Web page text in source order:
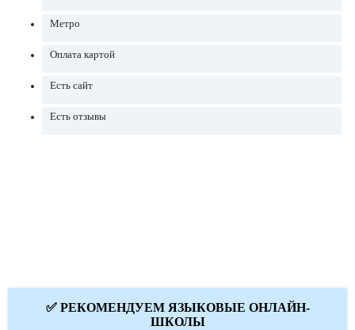
Метро
Оплата картой
Есть сайт
Есть отзывы
✅ РЕКОМЕНДУЕМ ЯЗЫКОВЫЕ ОНЛАЙН-
ШКОЛЫ